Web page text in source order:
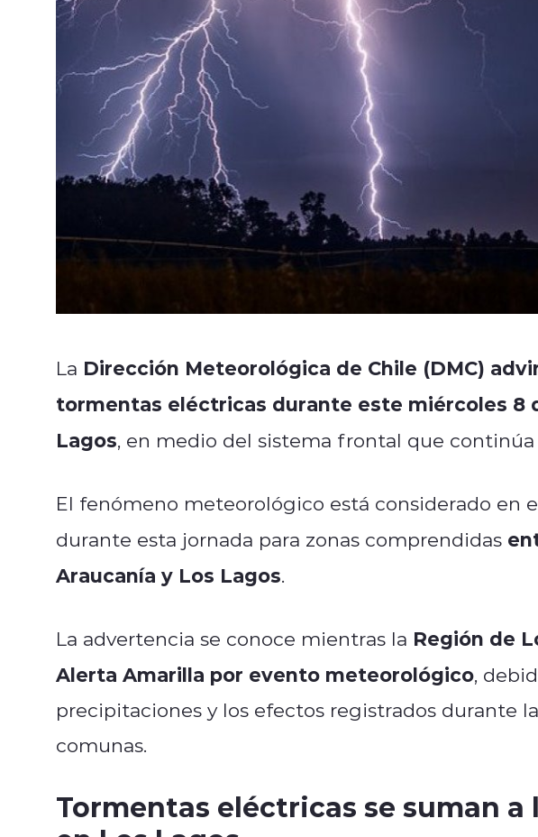
La Dirección Meteorológica de Chile (DMC)
tormentas eléctricas durante este miércoles 8
Lagos, en medio del sistema frontal que
El fenómeno meteorológico está considerado en
durante esta jornada para zonas comprendidas
Araucanía y Los Lagos.
La advertencia se conoce mientras la Región de
Alerta Amarilla por evento meteorológico,
precipitaciones y los efectos registrados durante
comunas.
Tormentas eléctricas se suman a